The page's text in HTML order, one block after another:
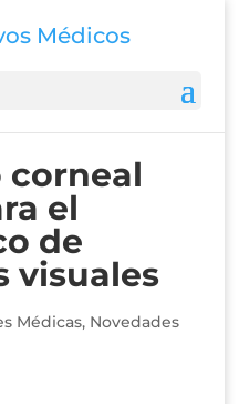
corneal
el
de
visuales
Médicas, Novedades